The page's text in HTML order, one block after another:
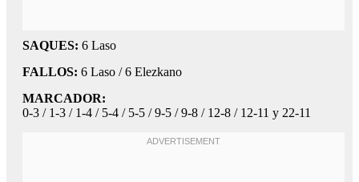
SAQUES: 6 Laso
FALLOS: 6 Laso / 6 Elezkano
MARCADOR:
0-3 / 1-3 / 1-4 / 5-4 / 5-5 / 9-5 / 9-8 / 12-8 / 12-11 y 22-11